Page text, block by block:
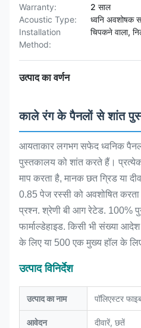
Warranty:
2 साल
Acoustic Type:
ध्वनि अवशोषक
Installation
Method:
चिपकने वाला,
उत्पाद का वर्णन
काले रंग के पैनलों से शांत
आयताकार लगभग सफेद ध्वनिक पैनल
पुस्तकालय को शांत करते हैं।
माप करता है, मानक छत ग्रिड या
0.85 पेज रस्सी को अवशोषित
प्रश्न. श्रेणी बी आग रेटेड. 100%
फार्माल्डेहाइड. किसी भी संख्या
के लिए या 500 एक मुख्य हॉल के
उत्पाद विनिर्देश
उत्पाद का नाम पॉलिएस्टर
आवेदन दीवारें, छतें